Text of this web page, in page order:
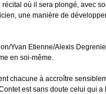
où il sera plongé, avec
une manière de
Yvan Etienne/Alexis
en soi-même.
chacune à accroître
est sans doute celui qui